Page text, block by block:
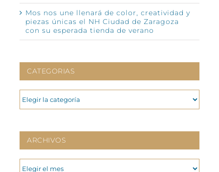
Mos nos une llenará de color, creatividad y
piezas únicas el NH Ciudad de Zaragoza
con su esperada tienda de verano
CATEGORIAS
CATEGORIAS
ARCHIVOS
ARCHIVOS